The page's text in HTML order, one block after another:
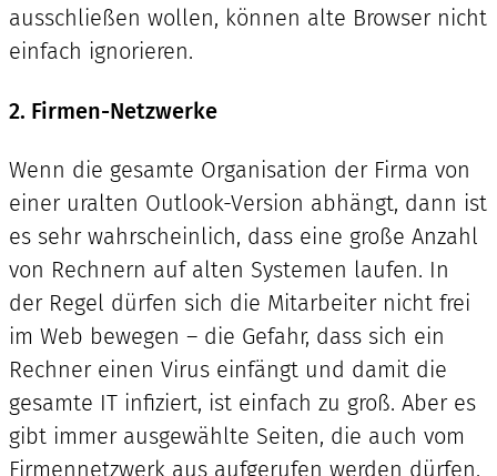
ausschließen wollen, können alte Browser nicht
einfach ignorieren.
2. Firmen-Netzwerke
Wenn die gesamte Organisation der Firma von
einer uralten Outlook-Version abhängt, dann ist
es sehr wahrscheinlich, dass eine große Anzahl
von Rechnern auf alten Systemen laufen. In
der Regel dürfen sich die Mitarbeiter nicht frei
im Web bewegen – die Gefahr, dass sich ein
Rechner einen Virus einfängt und damit die
gesamte IT infiziert, ist einfach zu groß. Aber es
gibt immer ausgewählte Seiten, die auch vom
Firmennetzwerk aus aufgerufen werden dürfen.